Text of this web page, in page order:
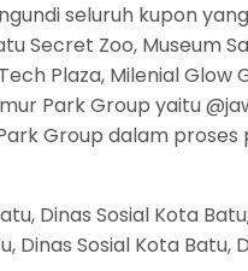
seluruh kupon
Secret Zoo, Museum
Plaza, Milenial
Park Group yaitu
Group dalam proses
Sosial Kota Batu,